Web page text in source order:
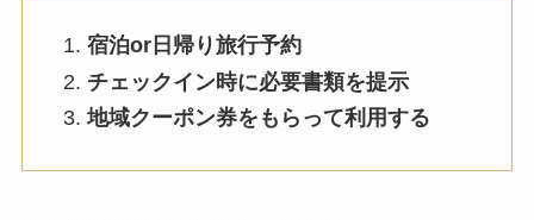
宿泊or日帰り旅行予約
チェックイン時に必要書類を提示
地域クーポン券をもらって利用する